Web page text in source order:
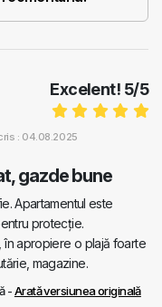
Excelent! 5/5
: 04.08.2025
gazde bune
Apartamentul este
protecție.
apropiere o plajă foarte
magazine.
-Arată versiunea originală